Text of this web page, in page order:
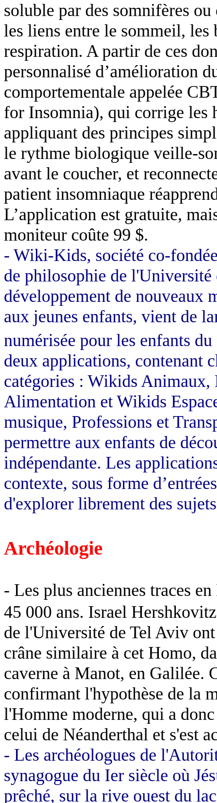
soluble par des somnifères
les liens entre le sommeil, les
respiration. A partir de ces
personnalisé d’amélioration
comportementale appelée
for Insomnia), qui corrige les
appliquant des principes
le rythme biologique veille-
avant le coucher, et
patient insomniaque
L’application est gratuite,
moniteur coûte 99 $.
- Wiki-Kids, société co-
de philosophie de l'Université
développement de nouveaux
aux jeunes enfants, vient de
numérisée pour les enfants du
deux applications, contenant
catégories : Wikids Animaux,
Alimentation et Wikids
musique, Professions et
permettre aux enfants de
indépendante. Les
contexte, sous forme
d'explorer librement des
Archéologie
- Les plus anciennes traces
45 000 ans. Israel Hershkovitz
de l'Université de Tel Aviv
crâne similaire à cet Homo,
caverne à Manot, en Galilée.
confirmant l'hypothèse de la
l'Homme moderne, qui a
celui de Néanderthal et s'est
- Les archéologues de
synagogue du Ier siècle où
prêché, sur la rive ouest du